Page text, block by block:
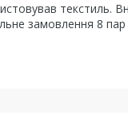
текстиль.
замовлення 8 пар